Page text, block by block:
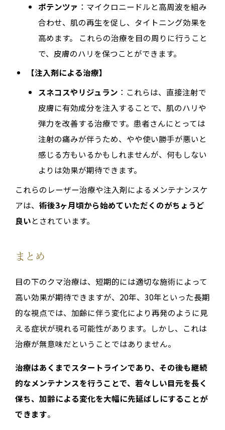
ポテンツァ ：マイクロニードルと高周波を組み
合わせ、肌の再生を促し、タイトニング効果を
高めます。 これらの治療を目の周りに行うこと
で、皮膚のハリを保つことができます。
【注入剤による治療】
スネコスやリジュラン ：これらは、直接注射で
皮膚に有効成分を注入することで、肌のハリや
弾力を改善する治療です。患者さんにとっては
注射の痛みが伴うため、やや使い勝手が悪いと
感じる方もいるかもしれませんが、何もしない
よりは効果が期待できます。
これらのレーザー治療や注入剤によるメンテナンスケ
アは、 術後3ヶ月頃から始めていただくのがちょうど
良いとされています。
まとめ
目の下のクマ治療は、短期的には適切な施術によって
高い効果が期待できますが、20年、30年といった長期
的な視点では、加齢に伴う変化により再発のように見
える症状が現れる可能性があります。しかし、これは
治療が無意味だということではありません。
治療はあくまでスタートラインであり、その後も継続
的なメンテナンスを行うことで、若々しい目元を長く
保ち、加齢による変化を大幅に先延ばしにすることが
できます。